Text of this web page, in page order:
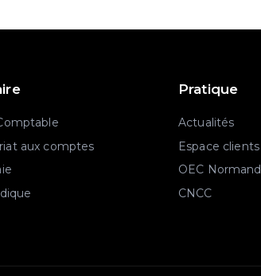
aux comptes
Pratique
Actualités
Espace clients
OEC
CNCC